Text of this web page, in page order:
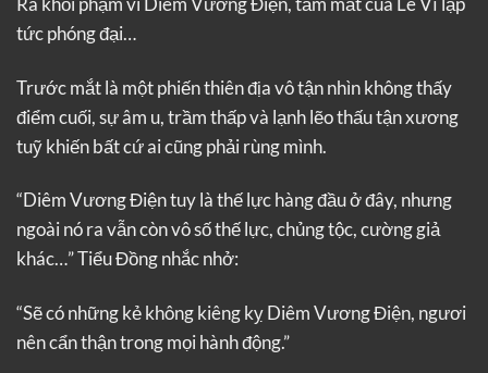
tức phóng đại…
Trước mắt là một phiến thiên địa vô tận nhìn không thấy
điểm cuối, sự âm u, trầm thấp và lạnh lẽo thấu tận xương
tuỹ khiến bất cứ ai cũng phải rùng mình.
“Diêm Vương Điện tuy là thế lực hàng đầu ở đây, nhưng
ngoài nó ra vẫn còn vô số thế lực, chủng tộc, cường giả
khác…” Tiểu Đồng nhắc nhở:
“Sẽ có những kẻ không kiêng kỵ Diêm Vương Điện, ngươi
nên cẩn thận trong mọi hành động.”